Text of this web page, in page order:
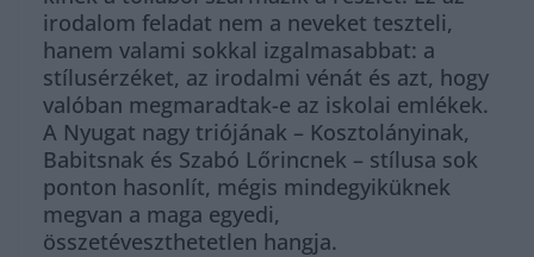
irodalom feladat nem a neveket teszteli,
hanem valami sokkal izgalmasabbat: a
stílusérzéket, az irodalmi vénát és azt, hogy
valóban megmaradtak-e az iskolai emlékek.
A Nyugat nagy triójának – Kosztolányinak,
Babitsnak és Szabó Lőrincnek – stílusa sok
ponton hasonlít, mégis mindegyiküknek
megvan a maga egyedi,
összetéveszthetetlen hangja.